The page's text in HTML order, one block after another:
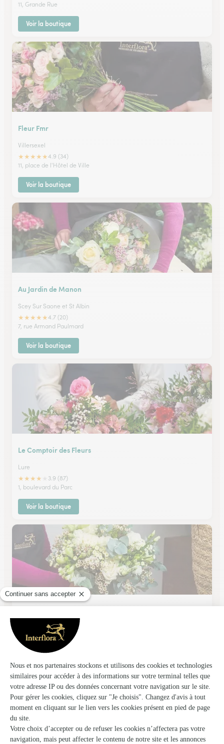
11, Grande Rue
Voir la boutique
Fleur Fmr
Villersexel
★★★★★4.9 (34)
11, place de l'Hôtel de Ville
Voir la boutique
Au Jardin de Manon
Scey Sur Saone et St Albin
★★★★★4.7 (20)
7, rue Armand Paulmard
Voir la boutique
Le Comptoir des Fleurs
Lure
★★★★
3.9 (87)
1, boulevard du Parc
Voir la boutique
Baume les Dames
★ ★★★★4.3 (8)
C.Cial Super U 12, rue de Mi-Cour
Voir la boutique
Ils ont fait livrer des fleurs ou une plante à